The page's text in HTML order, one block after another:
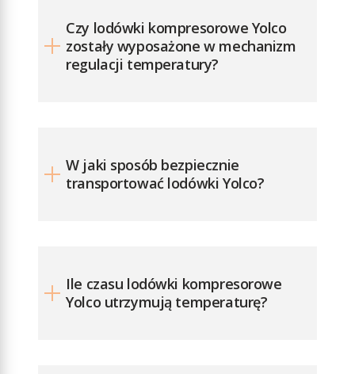
moc
częstotliwości
radiowej: 2 dBm
Czy lodówki kompresorowe Yolco
zostały wyposażone w mechanizm
regulacji temperatury?
W jaki sposób bezpiecznie
transportować lodówki Yolco?
Ile czasu lodówki kompresorowe
Yolco utrzymują temperaturę?